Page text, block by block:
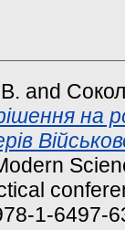
and
на
1-6497-